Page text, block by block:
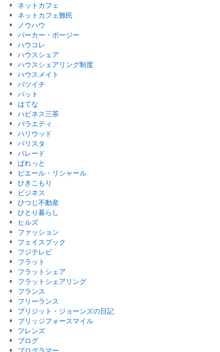
ネットカフェ
ネットカフェ難民
ノウハウ
パーカー・ポージー
ハウコレ
ハウスシェア
ハウスシェアリング制度
ハウスメイト
バツイチ
バット
はてな
ハピネス三茶
バラエティ
ハリウッド
バリスタ
パレード
ぱれっと
ピエール・リシャール
ひきこもり
ビジネス
ひつじ不動産
ひとり暮らし
ヒルズ
ファッション
フェイスブック
フジテレビ
フラット
フラットシェア
フラットシェアリング
フランス
フリーランス
ブリジット・ジョーンズの日記
ブリッジフォースマイル
フレンズ
ブログ